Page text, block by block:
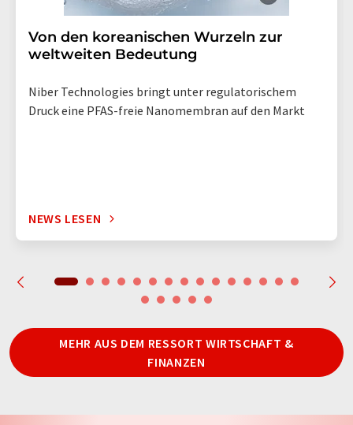
Von den koreanischen Wurzeln zur
weltweiten Bedeutung
Niber Technologies bringt unter regulatorischem
Druck eine PFAS-freie Nanomembran auf den Markt
NEWS LESEN
MEHR AUS DEM RESSORT WIRTSCHAFT &
FINANZEN